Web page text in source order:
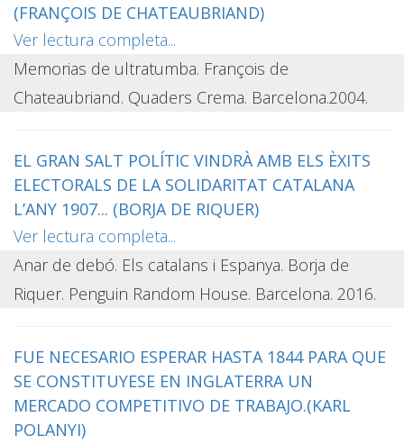
(FRANÇOIS DE CHATEAUBRIAND)
Ver lectura completa...
Memorias de ultratumba. François de
Chateaubriand. Quaders Crema. Barcelona.2004.
EL GRAN SALT POLÍTIC VINDRÀ AMB ELS ÈXITS
ELECTORALS DE LA SOLIDARITAT CATALANA
L’ANY 1907... (BORJA DE RIQUER)
Ver lectura completa...
Anar de debó. Els catalans i Espanya. Borja de
Riquer. Penguin Random House. Barcelona. 2016.
FUE NECESARIO ESPERAR HASTA 1844 PARA QUE
SE CONSTITUYESE EN INGLATERRA UN
MERCADO COMPETITIVO DE TRABAJO.(KARL
POLANYI)